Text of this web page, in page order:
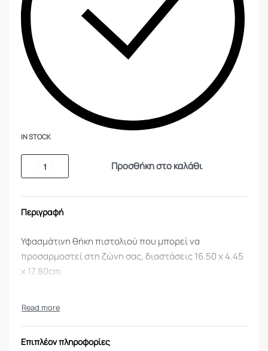
IN STOCK
Προσθήκη στο καλάθι
Περιγραφή
Υφασμάτινη θήκη πιστολιού που μπορεί να
προσαρμοστεί στη ζώνη σας, διαστάσεις 16.50 x 4.45
x 17.80cm
Επιπλέον πληροφορίες